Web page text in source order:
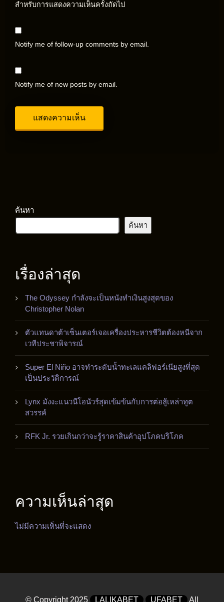
สำหรับการแสดงความเห็นครั้งถัดไป
Notify me of follow-up comments by email.
Notify me of new posts by email.
ค้นหา
ค้นหา
เรื่องล่าสุด
The Odyssey กำลังจะเป็นหนังทำเงินสูงสุดของ
Christopher Nolan
ตัวแทนดาต้าเซ็นเตอร์เจอเครื่องประหารชีวิตต้องหนีจาก
เวทีประชาพิจารณ์
Super El Niño อาจทำระดับน้ำทะเลแคลิฟอร์เนียสูงที่สุด
เป็นประวัติการณ์
Lynx มังงะแนวนีโอนัวร์สุดเข้มข้นกับการต่อสู้เหล่าทูต
สวรรค์
RFK Jr. รวยเกินกว่าจะรู้ราคาสินค้าอุปโภคบริโภค
ความเห็นล่าสุด
ไม่มีความเห็นที่จะแสดง
© Copyright 2025 LALIKABET UFABET All